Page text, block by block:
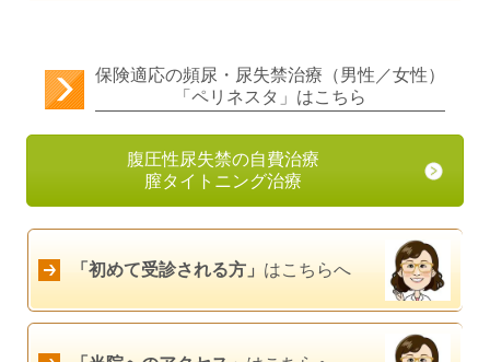
保険適応の頻尿・尿失禁治療（男性／女性）
「ペリネスタ」はこちら
腹圧性尿失禁の自費治療
膣タイトニング治療
「初めて受診される方」 はこちらへ